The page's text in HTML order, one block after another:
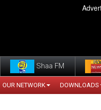
Shaa FM
OUR NETWORK DOWNLOADS